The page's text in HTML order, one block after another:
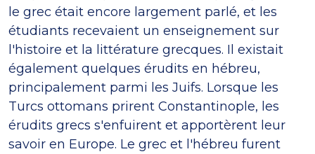
le grec était encore largement parlé, et les
étudiants recevaient un enseignement sur
l'histoire et la littérature grecques. Il existait
également quelques érudits en hébreu,
principalement parmi les Juifs. Lorsque les
Turcs ottomans prirent Constantinople, les
érudits grecs s'enfuirent et apportèrent leur
savoir en Europe. Le grec et l'hébreu furent